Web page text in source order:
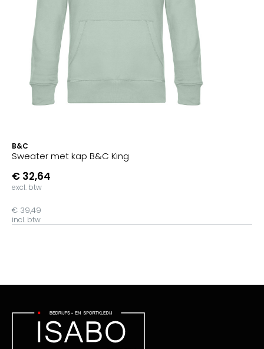
B&C
Sweater met kap B&C King
€ 32,64
excl. btw
€ 39,49
incl. btw